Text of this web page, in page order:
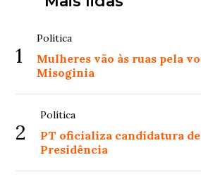
1
Política
Mulheres vão às ruas pela
Misoginia
2
Política
PT oficializa candidatura
Presidência